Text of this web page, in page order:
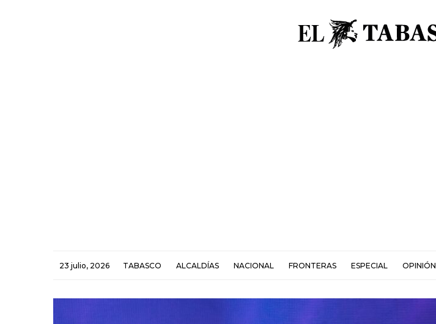
23 julio, 2026 TABASCO ALCALDÍAS NACIONAL FRONTERAS ESPECIAL OPINIÓN